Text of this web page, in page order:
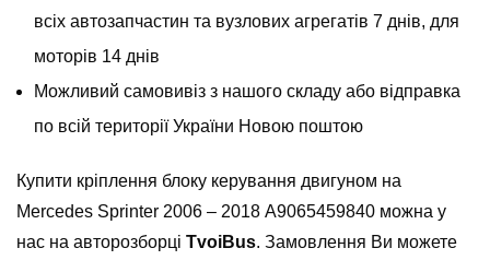
всіх автозапчастин та вузлових агрегатів 7 днів, для
моторів 14 днів
Можливий самовивіз з нашого складу або відправка
по всій території України Новою поштою
Купити кріплення блоку керування двигуном на
Mercedes Sprinter 2006 – 2018 А9065459840 можна у
нас на авторозборці TvoiBus. Замовлення Ви можете